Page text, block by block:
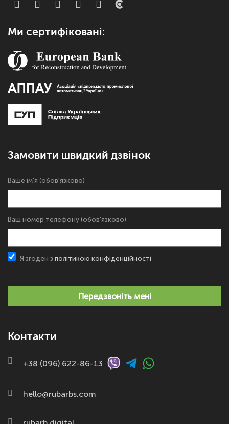
Ми сертифіковані:
Замовити швидкий дзвінок
Ваше ім'я (обов'язково)
Ваш номер телефону (обов'язково)
Я згоден з політикою конфіденційності
Передзвоніть мені
Контакти
+38 (096) 622-86-13
hello@rubarbs.com